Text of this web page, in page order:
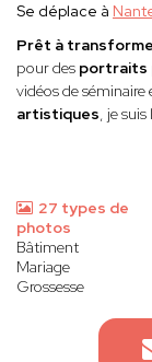
Se déplace à
Prêt à
pour des portraits
vidéos de séminaire
artistiques, je
27 types de
photos
Bâtiment
Mariage
Grossesse